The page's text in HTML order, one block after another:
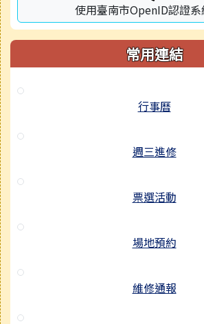
使用臺南市OpenID認證
常用連結
行事曆
週三進修
票選活動
場地預約
維修通報